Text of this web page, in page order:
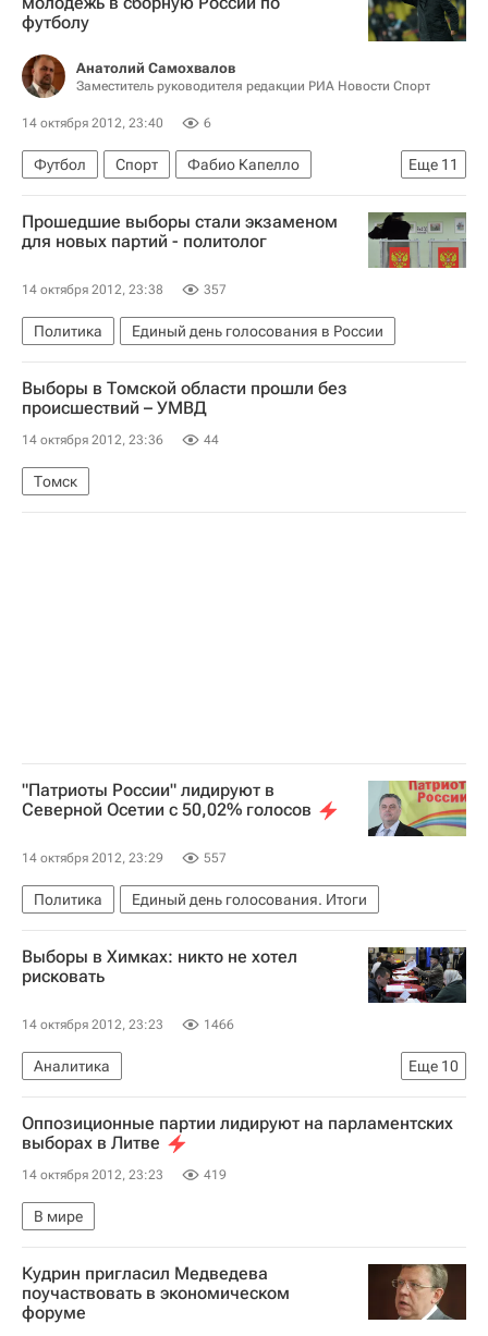
футболу
Анатолий Самохвалов
Заместитель руководителя редакции РИА Новости Спорт
14 октября 2012, 23:40 6
Еще 11
Футбол Спорт
Фабио Капелло
Сергей Юран
Cборная России обыграла Азербайджан в матче отборочного цикла ЧМ-2014 по футболу
Чемпионат мира 2018 (отборочный турнир, Европа)
Спартак Москва
Зенит
ПФК ЦСКА
Игорь Акинфеев
Андрей Аршавин
Константин Зырянов
Сборная России по футболу
Прошедшие выборы стали экзаменом
для новых партий - политолог
14 октября 2012, 23:38 357
Политика Единый день голосования в России
Выборы в Томской области прошли без
происшествий – УМВД
14 октября 2012, 23:36 44
Томск
"Патриоты России" лидируют в
Северной Осетии с 50,02% голосов
14 октября 2012, 23:29 557
Политика Единый день голосования. Итоги
Выборы в Химках: никто не хотел
рисковать
14 октября 2012, 23:23 1466
Еще 10
Аналитика
Химки (городской округ в Московской области)
Московская область (Подмосковье)
Центральный ФО
Олег Шахов
Алексей Навальный*
Евгения Чирикова
Единый день голосования. Итоги
Оппозиционные партии лидируют на парламентских
выборах в Литве
14 октября 2012, 23:23 419
В мире
Кудрин пригласил Медведева
поучаствовать в экономическом
форуме